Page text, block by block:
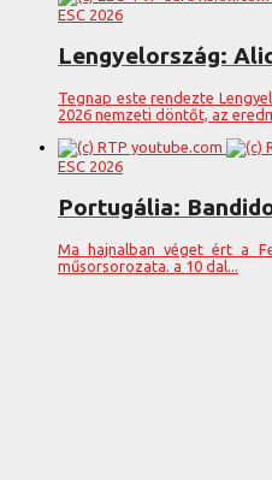
ESC 2026
Lengyelország:
Tegnap este rendezte
2026 nemzeti döntőt, az
ESC 2026
Portugália:
Ma hajnalban véget ért a
műsorsorozata. a 10 dal...